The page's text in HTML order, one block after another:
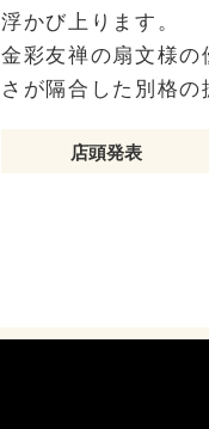
浮かび上ります。
金彩友禅の扇文様
さが隔合した別格の
店頭発表